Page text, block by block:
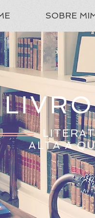
SOBRE
ALTA A